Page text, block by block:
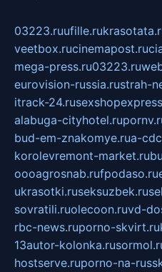
03223.ruufille.ru
veetbox.rucinemapost.ru
mega-press.ru03223.ru
eurovision-russia.rustrah-
itrack-24.ru
alabuga-cityhotel.ru
bud-em-znakomye.rua-
korolevremont-market.ru
oooagrosnab.rufpodaso.ru
ukrasotki.ruseksuzbek.ru
sovratili.ruolecoon.ruvd-
rbc-news.ruporno-skvirt.ru
13autor-kolonka.ru
hostserve.ruporno-na-